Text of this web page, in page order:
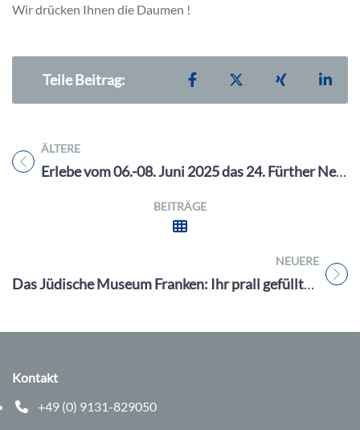
Wir drücken Ihnen die Daumen !
Teile Beitrag: Teilen auf Facebook
Teilen auf XTeilen auf
ÄLTERE
Titel für Beitrag
Erlebe vom 06.-08. Juni 2025 das 24. Fürther New Orleans Festival – Südstaaten-Flair & Top-Bands bei freiem Eintritt
BEITRÄGE
NEUERE
Titel für Beitrag
Das Jüdische Museum Franken: Ihr prall gefüllter Kultur-Sommer 2025 in Fürth, Schnaittach & Schwabach
Kontakt
+49 (0) 9131-829050
Telefonnummer: 0 9 1 3 1 8 2 9 0 5 0